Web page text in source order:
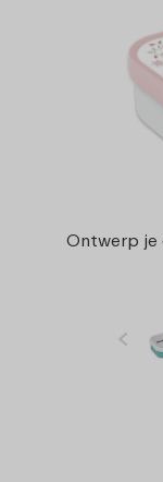
Ontwerp je